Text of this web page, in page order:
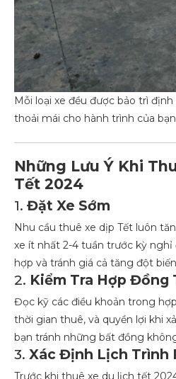
Mỗi loại xe đều được bảo trì
thoải mái cho hành trình của
Những Lưu Ý Khi
Tết 2024
1. Đặt Xe Sớm
Nhu cầu thuê xe dịp Tết luôn
xe ít nhất 2-4 tuần trước kỳ nghỉ
hợp và tránh giá cả tăng đột
2. Kiểm Tra Hợp Đồng
Đọc kỹ các điều khoản trong
thời gian thuê, và quyền lợi khi
bạn tránh những bất đồng
3. Xác Định Lịch Trình
Trước khi thuê xe du lịch tết